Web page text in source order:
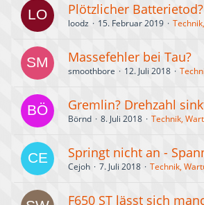
Plötzlicher Batterietod?
loodz 15. Februar 2019
Massefehler bei Tau?
smoothbore 12. Juli 2018
Gremlin? Drehzahl
Börnd 8. Juli 2018 Technik,
Springt nicht an -
Cejoh 7. Juli 2018 Technik,
F650 ST lässt sich